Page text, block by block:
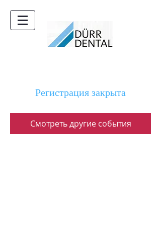
Регистрация закрыта
Смотреть другие события